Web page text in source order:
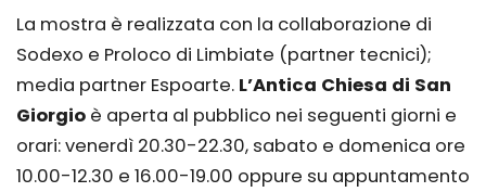
La mostra è realizzata con la collaborazione di
Sodexo e Proloco di Limbiate (partner tecnici);
media partner Espoarte. L’Antica Chiesa di San
Giorgio è aperta al pubblico nei seguenti giorni e
orari: venerdì 20.30-22.30, sabato e domenica ore
10.00-12.30 e 16.00-19.00 oppure su appuntamento